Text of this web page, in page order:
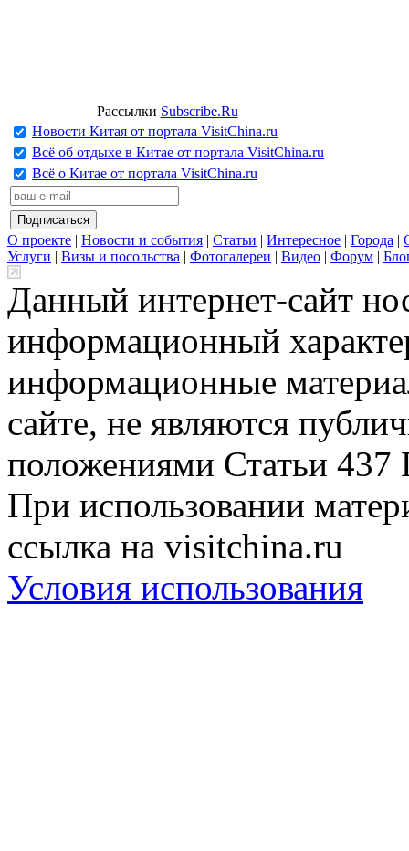
Рассылки Subscribe.Ru
Новости Китая от портала VisitChina.ru
Всё об отдыхе в Китае от портала VisitChina.ru
Всё о Китае от портала VisitChina.ru
О проекте | Новости и события | Статьи | Интересное | Города |
Услуги | Визы и посольства | Фотогалереи | Видео | Форум |
Данный интернет-сайт
информационный
информационные
сайте, не являются
положениями Статьи 437
При использовании
ссылка на visitchina.ru
Условия использования